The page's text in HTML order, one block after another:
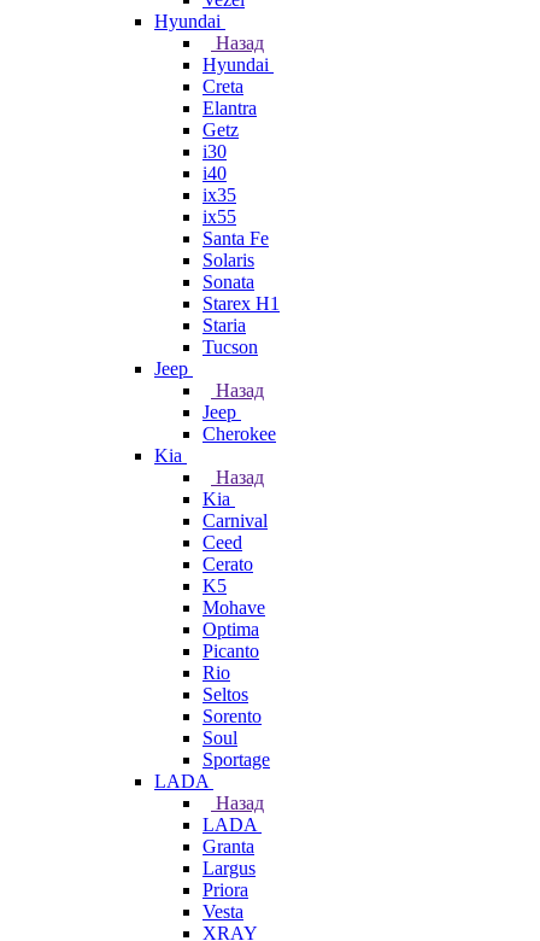
Hyundai
Назад
Hyundai
Creta
Elantra
Getz
i30
i40
ix35
ix55
Santa Fe
Solaris
Sonata
Starex H1
Staria
Tucson
Jeep
Назад
Jeep
Cherokee
Kia
Назад
Kia
Carnival
Ceed
Cerato
K5
Mohave
Optima
Picanto
Rio
Seltos
Sorento
Soul
Sportage
LADA
Назад
LADA
Granta
Largus
Priora
Vesta
XRAY